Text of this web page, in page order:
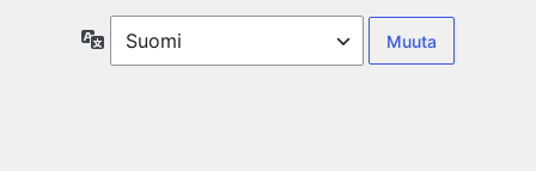
Kieli